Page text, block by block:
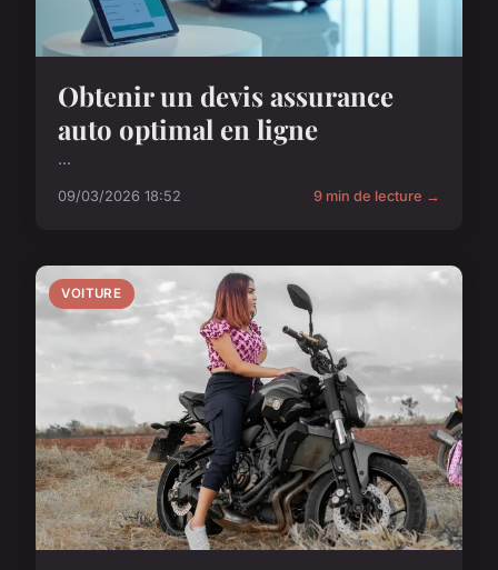
Obtenir un devis assurance
auto optimal en ligne
...
09/03/2026 18:52 9 min de lecture →
VOITURE